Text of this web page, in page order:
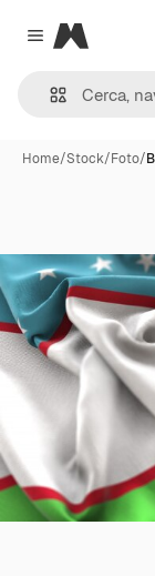
Close menu
Magnific
Home/Stock/Foto/